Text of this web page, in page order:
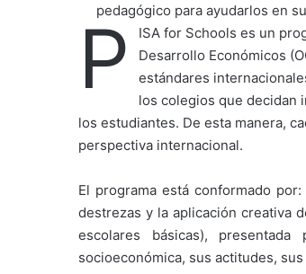
pedagógico para ayudarlos en
P
ISA for Schools es un
Desarrollo Económicos
estándares
los colegios que decidan
los estudiantes. De esta manera,
perspectiva internacional.
El programa está conformado
destrezas y la aplicación creativa
escolares básicas),
socioeconómica, sus actitudes,